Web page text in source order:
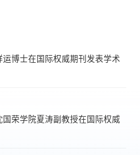
运博士在国际权威期刊发表学术
国荣学院夏涛副教授在国际权威